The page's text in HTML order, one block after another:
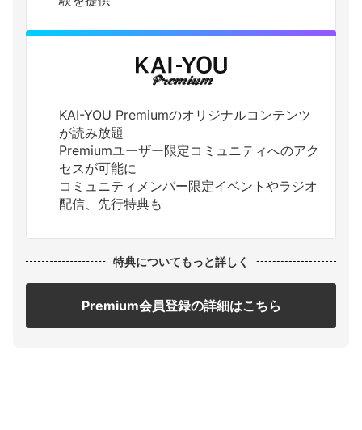
KAI-YOU Premiumのオリジナルコンテンツ
が読み放題
Premiumユーザー限定コミュニティへのアク
セスが可能に
コミュニティメンバー限定イベントやラジオ
配信、先行特典も
特典についてもっと詳しく
Premium会員登録の詳細はこちら